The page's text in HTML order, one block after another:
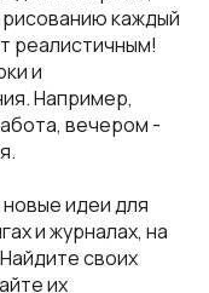
каждый
реалистичным!
и
Например,
вечером -
идеи для
и журналах, на
своих
их